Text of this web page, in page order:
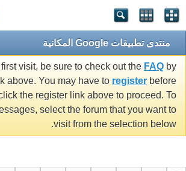
منتدى تطبيقات Google المكانية
first visit, be sure to check out the FAQ by
above. You may have to register before
the register link above to proceed. To
select the forum that you want to
visit from the selection below.